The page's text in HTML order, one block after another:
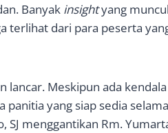
Banyak insightyang
terlihat dari para peserta
lancar. Meskipun ada
yang siap sedia
menggantikan Rm.